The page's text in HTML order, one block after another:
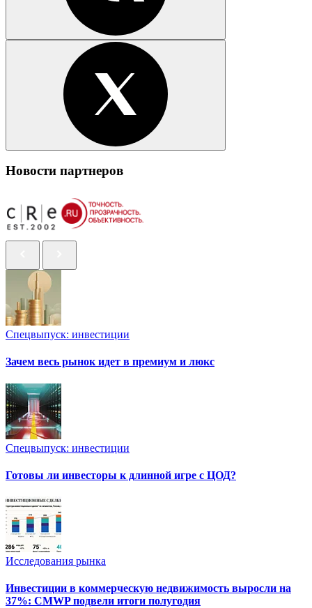
Новости партнеров
Спецвыпуск: инвестиции
Зачем весь рынок идет в премиум и люкс
Спецвыпуск: инвестиции
Готовы ли инвесторы к длинной игре с ЦОД?
Исследования рынка
Инвестиции в коммерческую недвижимость выросли на
37%: CMWP подвели итоги полугодия